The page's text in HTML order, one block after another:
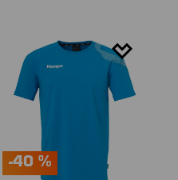
-40 %